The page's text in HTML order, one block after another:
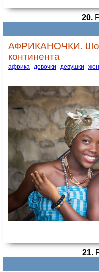
20.
АФРИКАНОЧКИ.
континента
африка девочки девушки
21.